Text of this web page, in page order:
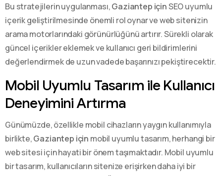
Bu stratejilerin uygulanması,Gaziantep içinSEO uyumlu
içerik geliştirilmesinde önemli rol oynar ve web sitenizin
arama motorlarındaki görünürlüğünü artırır. Sürekli olarak
güncel içerikler eklemek ve kullanıcı geri bildirimlerini
değerlendirmek de uzun vadede başarınızı pekiştirecektir.
Mobil Uyumlu Tasarım ile Kullanıcı
Deneyimini Artırma
Günümüzde, özellikle mobil cihazların yaygın kullanımıyla
birlikte,Gaziantep için mobil uyumlu tasarım, herhangi bir
web sitesi için hayati bir önem taşımaktadır. Mobil uyumlu
bir tasarım, kullanıcıların sitenize erişirken daha iyi bir